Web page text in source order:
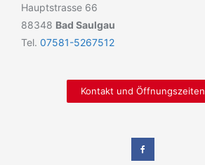
Hauptstrasse 66
88348 Bad Saulgau
Tel. 07581-5267512
Kontakt und Öffnungszeiten